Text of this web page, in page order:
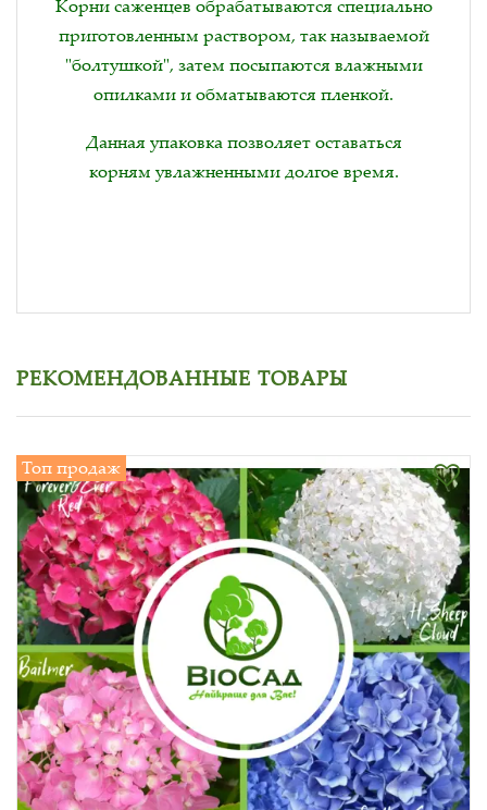
Корни саженцев обрабатываются специально
приготовленным раствором, так называемой
"болтушкой", затем посыпаются влажными
опилками и обматываются пленкой.
Данная упаковка позволяет оставаться
корням увлажненными долгое время.
РЕКОМЕНДОВАННЫЕ ТОВАРЫ
Топ продаж